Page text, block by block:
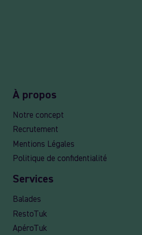
À propos
Notre concept
Recrutement
Mentions Légales
Politique de confidentialité
Services
Balades
RestoTuk
ApéroTuk